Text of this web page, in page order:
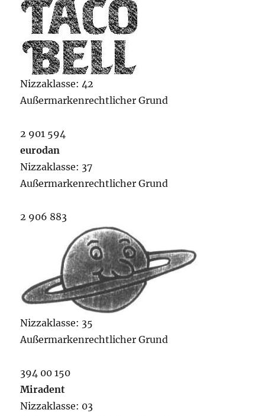
Nizzaklasse: 42
Außermarkenrechtlicher Grund
2 901 594
eurodan
Nizzaklasse: 37
Außermarkenrechtlicher Grund
2 906 883
Nizzaklasse: 35
Außermarkenrechtlicher Grund
394 00 150
Miradent
Nizzaklasse: 03